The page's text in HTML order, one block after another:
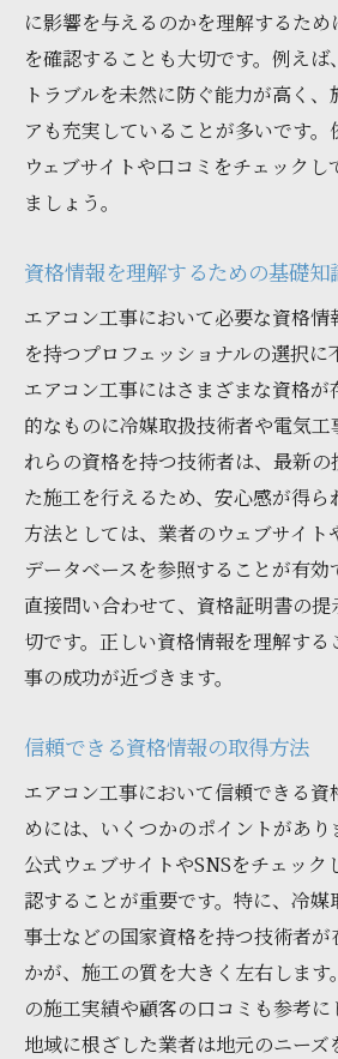
に影響を与えるのかを理解するた
を確認することも大切です。例え
トラブルを未然に防ぐ能力が高く
アも充実していることが多いです
ウェブサイトや口コミをチェックし
ましょう。
資格情報を理解するための基礎知
エアコン工事において必要な資格
を持つプロフェッショナルの選択に
エアコン工事にはさまざまな資格
的なものに冷媒取扱技術者や電気工
れらの資格を持つ技術者は、最新
た施工を行えるため、安心感が得
方法としては、業者のウェブサイト
データベースを参照することが有効
直接問い合わせて、資格証明書の
切です。正しい資格情報を理解する
事の成功が近づきます。
信頼できる資格情報の取得方法
エアコン工事において信頼できる
めには、いくつかのポイントがあり
公式ウェブサイトやSNSをチェック
認することが重要です。特に、冷媒
事士などの国家資格を持つ技術者が
かが、施工の質を大きく左右しま
の施工実績や顧客の口コミも参考に
地域に根ざした業者は地元のニーズ